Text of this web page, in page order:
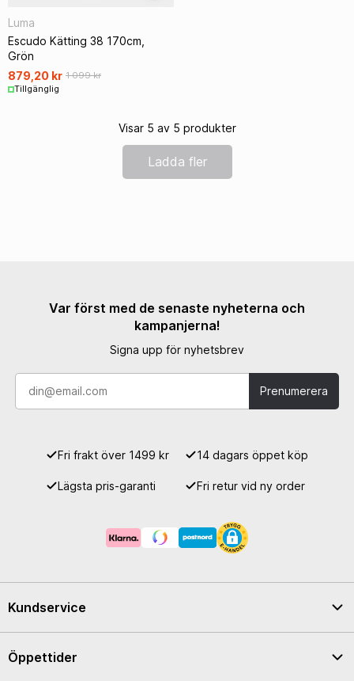
Luma
Escudo Kätting 38 170cm,
Grön
879,20 kr 1 099 kr
Tillgänglig
Visar 5 av 5 produkter
Ladda fler
Var först med de senaste nyheterna och
kampanjerna!
Signa upp för nyhetsbrev
Prenumerera
Fri frakt över 1499 kr 14 dagars öppet köp
Lägsta pris-garanti Fri retur vid ny order
Kundservice
Öppettider